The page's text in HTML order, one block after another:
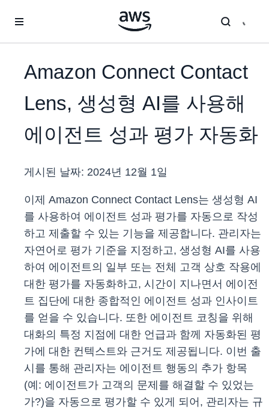
Amazon Connect Contact
Lens, 생성형 AI를 사용해
에이전트 성과 평가 자동화
게시된 날짜: 2024년 12월 1일
이제 Amazon Connect Contact Lens는 생성형 AI
를 사용하여 에이전트 성과 평가를 자동으로 작성
하고 제출할 수 있는 기능을 제공합니다. 관리자는
자연어로 평가 기준을 지정하고, 생성형 AI를 사용
하여 에이전트의 일부 또는 전체 고객 상호 작용에
대한 평가를 자동화하고, 시간이 지나면서 에이전
트 집단에 대한 종합적인 에이전트 성과 인사이트
를 얻을 수 있습니다. 또한 에이전트 코칭을 위해
대화의 특정 지점에 대한 언급과 함께 자동화된 평
가에 대한 컨텍스트와 근거도 제공됩니다. 이번 출
시를 통해 관리자는 에이전트 행동의 추가 항목
(예: 에이전트가 고객의 문제를 해결할 수 있었는
가?)을 자동으로 평가할 수 있게 되어, 관리자는 규